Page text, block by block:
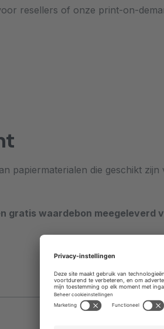
resellers of onze print-on-
papiermaterialen die geschikt
gratis waardebon meegeleverd
Invercote
HVO